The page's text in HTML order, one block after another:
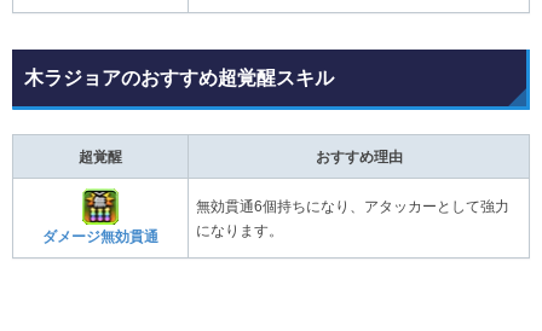
木ラジョアのおすすめ超覚醒スキル
超覚醒 おすすめ理由
ダメージ無効貫通
無効貫通6個持ちになり、アタッカーとして強力
になります。